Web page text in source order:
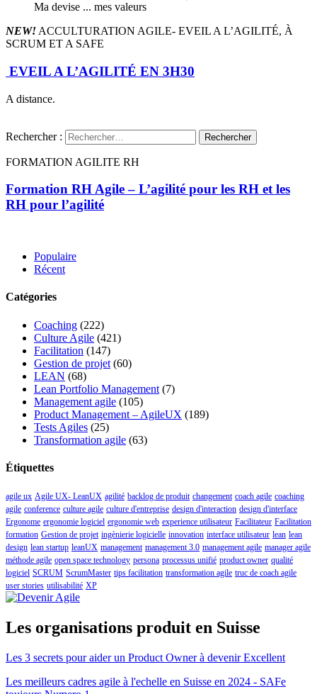
Ma devise ... mes valeurs
NEW! ACCULTURATION AGILE- EVEIL A L’AGILITÉ, À
SCRUM ET A SAFE
EVEIL A L’AGILITÉ EN 3H30
A distance.
Rechercher :
FORMATION AGILITE RH
Formation RH Agile – L’agilité pour les RH et les
RH pour l’agilité
Populaire
Récent
Catégories
Coaching (222)
Culture Agile (421)
Facilitation (147)
Gestion de projet (60)
LEAN (68)
Lean Portfolio Management (7)
Management agile (105)
Product Management – AgileUX (189)
Tests Agiles (25)
Transformation agile (63)
Étiquettes
agile ux Agile UX- LeanUX agilité backlog de produit changement coach agile coaching
agile conference culture agile culture d'entreprise design d'interaction design d'interface
Ergonome ergonomie logiciel ergonomie web experience utilisateur Facilitateur Facilitation
formation Gestion de projet ingènierie logicielle innovation interface utilisateur lean lean
design lean startup leanUX management management 3.0 management agile manager agile
méthode agile open space technology persona processus unifié product owner qualité
logiciel SCRUM ScrumMaster tips facilitation transformation agile truc de coach agile
user stories utilisabilité XP
Les organisations produit en Suisse
Les 3 secrets pour aider un Product Owner à devenir Excellent
Les meilleurs cadres agile à l'echelle en Suisse en 2024 - SAFe